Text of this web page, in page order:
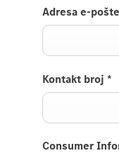
Adresa e-pošte
Kontakt broj *
Consumer